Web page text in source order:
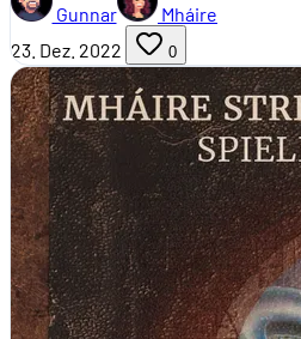
Gunnar
Mháire
23. Dez. 2022
0